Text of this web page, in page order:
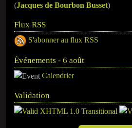
(Jacques de Bourbon Busset)
Flux RSS
S'abonner au flux RSS
Événements - 6 août
Calendrier
Validation